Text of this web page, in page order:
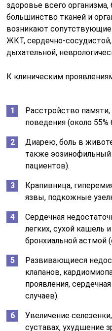
здоровье всего организма,
большинство тканей и
возникают сопутствующие
ЖКТ, сердечно-
дыхательной,
К клиническим
Расстройство
поведения (около 55%
Диарею, боль в
также эозинофильный
пациентов).
Крапивница,
язвы, подкожные
Сердечная
легких, сухой кашель
бронхиальной астмой
Развивающиеся
клапанов,
проявления,
случаев).
Увеличение
суставах, ухудшение